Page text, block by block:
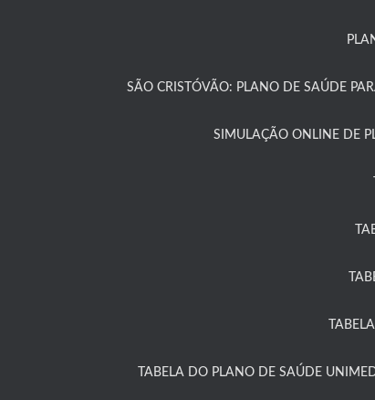
SÃO CRISTÓVÃO: PLANO DE SAÚDE
SIMULAÇÃO ONLINE DE
TABELA DO PLANO DE SAÚDE